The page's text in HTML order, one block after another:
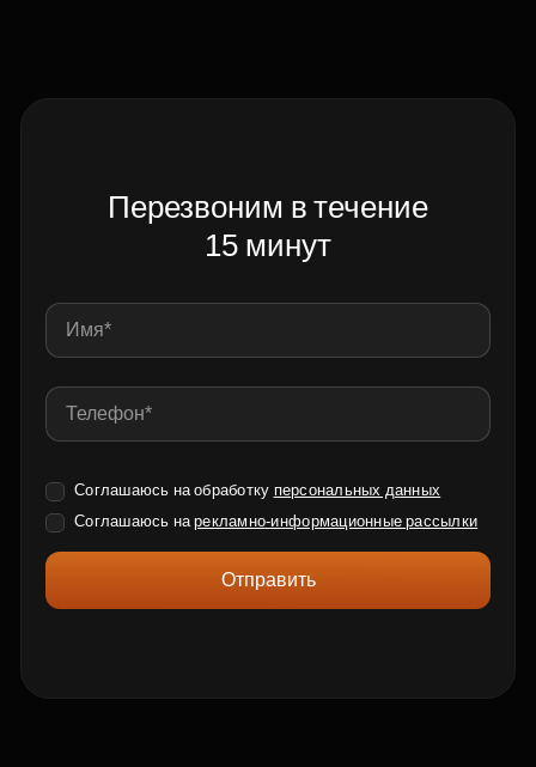
Перезвоним в течение
15 минут
Соглашаюсь на обработку персональных данных
Соглашаюсь нарекламно-информационные рассылки
Отправить